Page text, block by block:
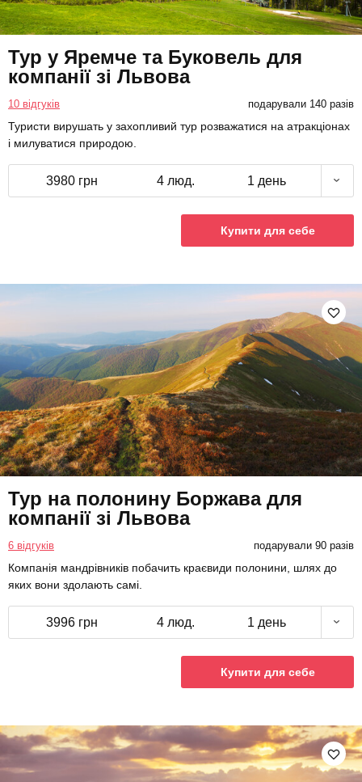
Тур у Яремче та Буковель для
компанії зі Львова
10 відгуків подарували 140 разів
Туристи вирушать у захопливий тур розважатися на атракціонах
і милуватися природою.
3980 грн 4 люд. 1 день
Купити для себе
Тур на полонину Боржава для
компанії зі Львова
6 відгуків подарували 90 разів
Компанія мандрівників побачить краєвиди полонини, шлях до
яких вони здолають самі.
3996 грн 4 люд. 1 день
Купити для себе